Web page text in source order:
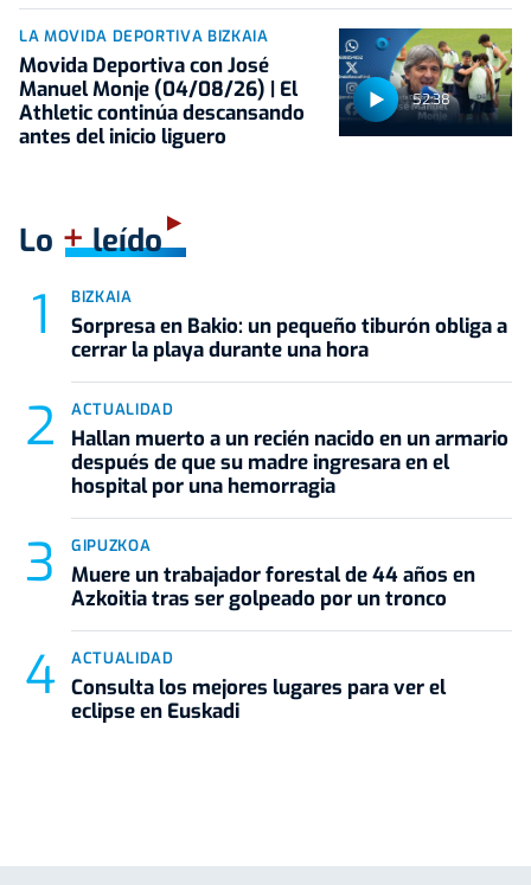
52:38
LA MOVIDA DEPORTIVA BIZKAIA
Movida Deportiva con José
Manuel Monje (04/08/26) | El
Athletic continúa descansando
antes del inicio liguero
Lo +leído
BIZKAIA
Sorpresa en Bakio: un pequeño tiburón obliga a
cerrar la playa durante una hora
ACTUALIDAD
Hallan muerto a un recién nacido en un armario
después de que su madre ingresara en el
hospital por una hemorragia
GIPUZKOA
Muere un trabajador forestal de 44 años en
Azkoitia tras ser golpeado por un tronco
ACTUALIDAD
Consulta los mejores lugares para ver el
eclipse en Euskadi